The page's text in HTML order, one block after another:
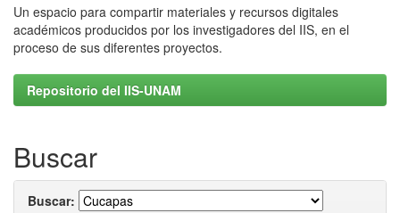
Un espacio para compartir materiales y recursos digitales
académicos producidos por los investigadores del IIS, en el
proceso de sus diferentes proyectos.
Repositorio del IIS-UNAM
Buscar
Buscar: